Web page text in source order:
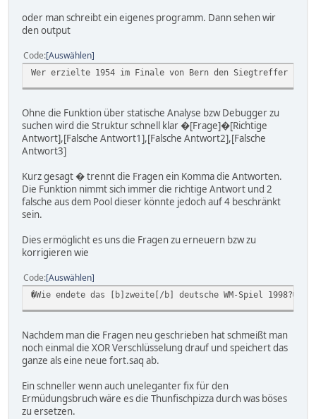
oder man schreibt ein eigenes programm. Dann sehen wir
den output
Code Auswählen
Wer erzielte 1954 im Finale von Bern den Siegtreffer für
Ohne die Funktion über statische Analyse bzw Debugger zu
suchen wird die Struktur schnell klar �[Frage]�[Richtige
Antwort],[Falsche Antwort1],[Falsche Antwort2],[Falsche
Antwort3]
Kurz gesagt � trennt die Fragen ein Komma die Antworten.
Die Funktion nimmt sich immer die richtige Antwort und 2
falsche aus dem Pool dieser könnte jedoch auf 4 beschränkt
sein.
Dies ermöglicht es uns die Fragen zu erneuern bzw zu
korrigieren wie
Code Auswählen
�Wie endete das [b]zweite[/b] deutsche WM-Spiel
Nachdem man die Fragen neu geschrieben hat schmeißt man
noch einmal die XOR Verschlüsselung drauf und speichert das
ganze als eine neue fort.saq ab.
Ein schneller wenn auch uneleganter fix für den
Ermüdungsbruch wäre es die Thunfischpizza durch was böses
zu ersetzen.